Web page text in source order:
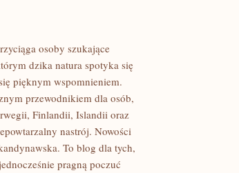
osoby szukające
dzika natura spotyka się
pięknym wspomnieniem.
przewodnikiem dla osób,
Finlandii, Islandii oraz
nastrój. Nowości
To blog dla tych,
pragną poczuć